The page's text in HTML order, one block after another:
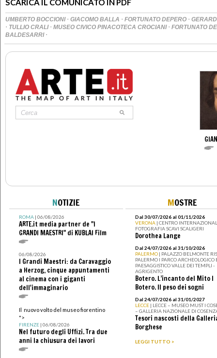
SCARICA IL COMUNICATO IN PDF
UMBERTO BOCCIONI · GIACOMO BALLA · FORTUNATO DEPERO ·
· TULLIO CRALI · MUSEO CIVICO PINACOTECA CROCIANI · FORTUNATO
BALDESARRI ·
NOTIZIE
ROMA| 06/08/2026
ARTE.it media partner de "I
GRANDI MAESTRI" di KUBLAI Film
06/08/2026
I Grandi Maestri: da Caravaggio
a Herzog, cinque appuntamenti
al cinema con i giganti
dell'immaginario
Il nuovo volto del museo fiorentino
">
FIRENZE| 06/08/2026
Nel futuro degli Uffizi. Tra due
anni la chiusura dei lavori
MOSTRE
Dal 30/07/2026 al 01/11/2026
VERONA | CENTRO
FOTOGRAFIA SCAVI SCALIGERI
Dorothea Lange
Dal 24/07/2026 al 31/10/2026
PALERMO | PALAZZO BELMONTE
PALERMO I PARCO ARCHEOLOGICO
PAESAGGISTICO VALLE DEI TEMPLI -
AGRIGENTO
Botero. L’incanto del Mito I
Botero. Il peso dei sogni
Dal 24/07/2026 al 31/01/2027
LECCE | LECCE – MUSEO MUST I
– GALLERIA NAZIONALE DI
Tesori nascosti della
Borghese
LEGGI TUTTO >